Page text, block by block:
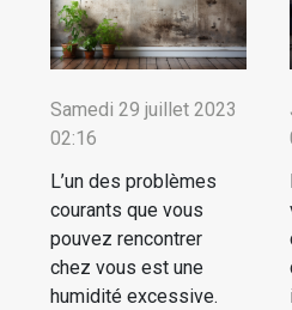
Samedi 29 juillet 2023
02:16
L’un des problèmes
courants que vous
pouvez rencontrer
chez vous est une
humidité excessive.